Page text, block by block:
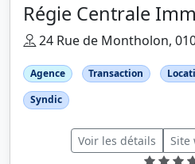
Régie Centrale
24 Rue de Montholon,
Agence Transaction
Syndic
Voir les détails Site